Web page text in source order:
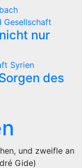
Gesellschaft
nur
Syrien
des
und zweifle an
Gide)